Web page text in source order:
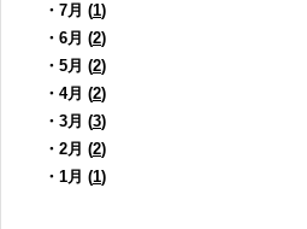
・7月 (1)
・6月 (2)
・5月 (2)
・4月 (2)
・3月 (3)
・2月 (2)
・1月 (1)